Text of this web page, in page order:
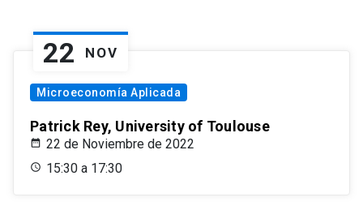
22 NOV
Microeconomía Aplicada
Patrick Rey, University of Toulouse
22 de Noviembre de 2022
15:30 a 17:30